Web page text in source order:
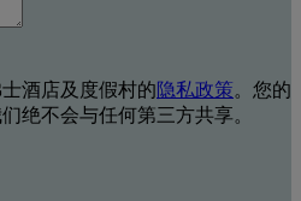
酒店及度假村的隐私政策。您的
绝不会与任何第三方共享。